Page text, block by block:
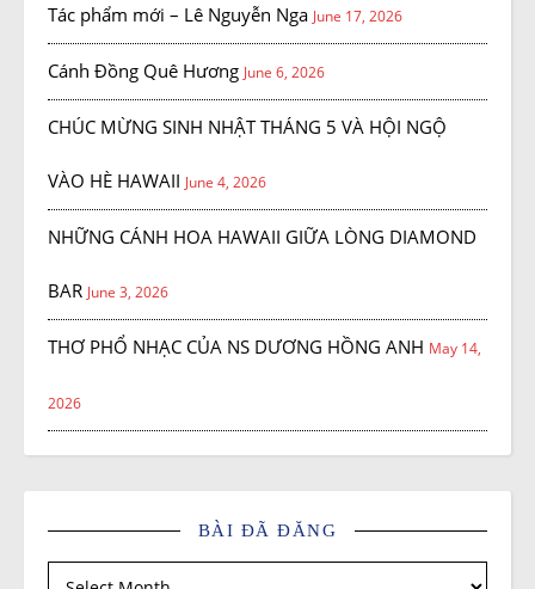
Tác phẩm mới – Lê Nguyễn Nga June 17, 2026
Cánh Đồng Quê Hương June 6, 2026
CHÚC MỪNG SINH NHẬT THÁNG 5 VÀ HỘI NGỘ
VÀO HÈ HAWAII June 4, 2026
NHỮNG CÁNH HOA HAWAII GIỮA LÒNG DIAMOND
BAR June 3, 2026
THƠ PHỔ NHẠC CỦA NS DƯƠNG HỒNG ANH May 14,
2026
BÀI ĐÃ ĐĂNG
Bài đã đăng